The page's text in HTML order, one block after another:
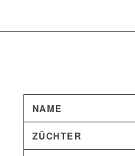
NAME
ZÜCHTER